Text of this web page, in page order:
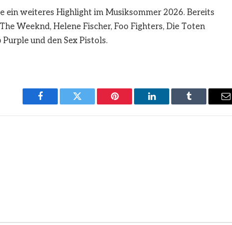
ein weiteres Highlight im Musiksommer 2026. Bereits
Weeknd, Helene Fischer, Foo Fighters, Die Toten
Purple und den Sex Pistols.
Facebook Twitter Pinterest LinkedIn Tumblr